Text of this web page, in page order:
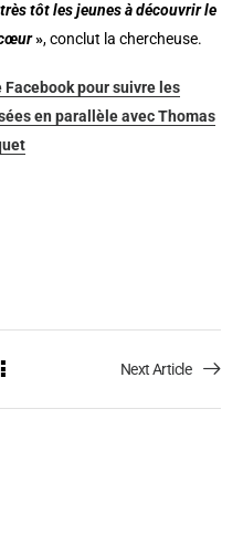
tôt les jeunes à découvrir le
», conclut la chercheuse.
pour suivre les
en parallèle avec Thomas
Next Article